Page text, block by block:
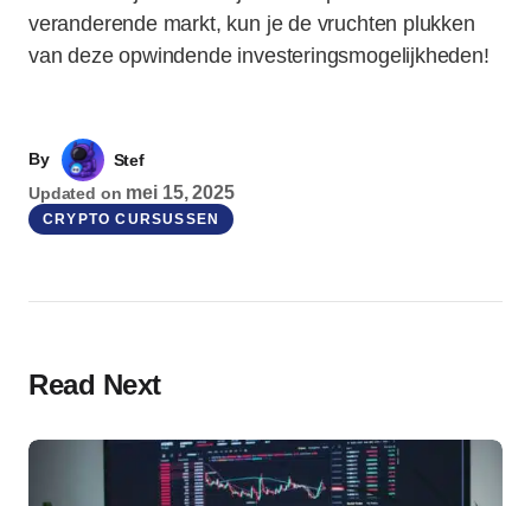
veranderende markt, kun je de vruchten plukken
van deze opwindende investeringsmogelijkheden!
By
Stef
Updated on mei 15, 2025
CRYPTO CURSUSSEN
Read Next